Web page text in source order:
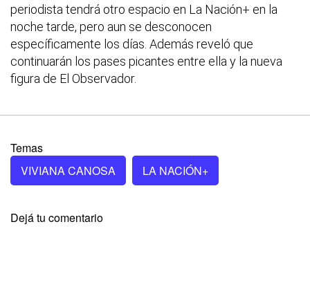
periodista tendrá otro espacio en La Nación+ en la
noche tarde, pero aun se desconocen
específicamente los días. Además reveló que
continuarán los pases picantes entre ella y la nueva
figura de El Observador.
Temas
VIVIANA CANOSA
LA NACIÓN+
Dejá tu comentario